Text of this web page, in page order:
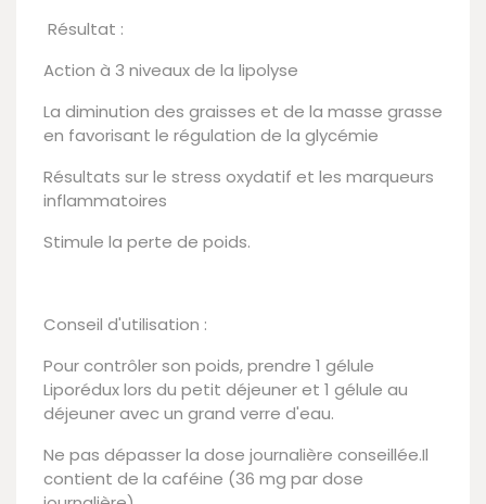
Résultat :
Action à 3 niveaux de la lipolyse
La diminution des graisses et de la masse grasse
en favorisant le régulation de la glycémie
Résultats sur le stress oxydatif et les marqueurs
inflammatoires
Stimule la perte de poids.
Conseil d'utilisation :
Pour contrôler son poids, prendre 1 gélule
Liporédux lors du petit déjeuner et 1 gélule au
déjeuner avec un grand verre d'eau.
Ne pas dépasser la dose journalière conseillée.Il
contient de la caféine (36 mg par dose